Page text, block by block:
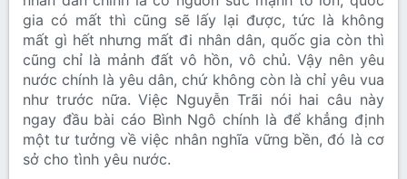
gia có mất thì cũng sẽ lấy lại được, tức là không
mất gì hết nhưng mất đi nhân dân, quốc gia còn thì
cũng chỉ là mảnh đất vô hồn, vô chủ. Vậy nên yêu
nước chính là yêu dân, chứ không còn là chỉ yêu vua
như trước nữa. Việc Nguyễn Trãi nói hai câu này
ngay đầu bài cáo Bình Ngô chính là để khẳng định
một tư tưởng về việc nhân nghĩa vững bền, đó là cơ
sở cho tình yêu nước.